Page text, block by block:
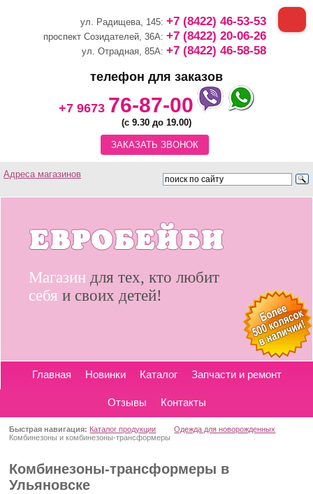
ул. Радищева, 145: +7 (8422) 46-53-53
проспект Созидателей, 36А: +7 (8422) 20-06-26
ул. Отрадная, 85А: +7 (8422) 46-58-58
телефон для заказов
+7 9673 76-87-00
(с 9.30 до 19.00)
ЗАКАЗАТЬ ЗВОНОК
Адреса магазинов
Магазин для тех, кто любит
себя и своих детей!
Главная Новинки Каталог Запчасти и ремонт
Отзывы Контакты
Быстрая навигация: Каталог продукции
Одежда для новорожденных
Комбинезоны и комбинезоны-трансформеры
Комбинезоны-трансформеры в
Ульяновске